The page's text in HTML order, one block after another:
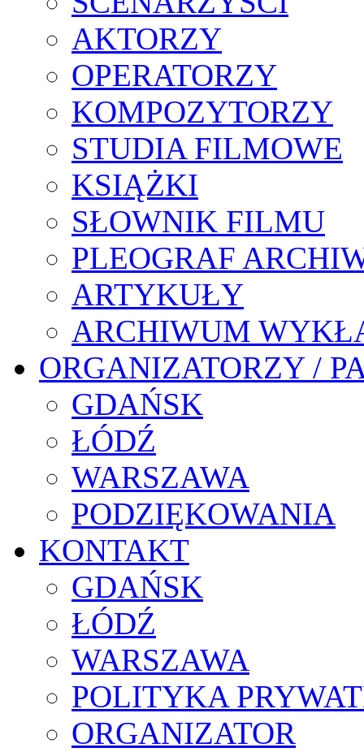
AKTORZY
OPERATORZY
KOMPOZYTORZY
STUDIA FILMOWE
KSIĄŻKI
SŁOWNIK FILMU
PLEOGRAF
ARTYKUŁY
ARCHIWUM
ORGANIZATORZY /
GDAŃSK
ŁÓDŹ
WARSZAWA
PODZIĘKOWANIA
KONTAKT
GDAŃSK
ŁÓDŹ
WARSZAWA
POLITYKA
ORGANIZATOR